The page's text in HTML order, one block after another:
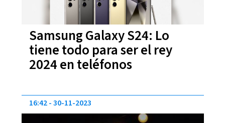
Samsung Galaxy S24: Lo
tiene todo para ser el rey
2024 en teléfonos
16:42 30-11-2023